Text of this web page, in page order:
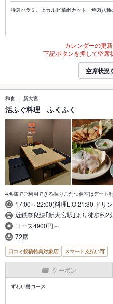
特選ハラミ、上カルピ華網カット、焼肉八種
カレンダーの更
下記ボタンを押して空席
空席状況
和食 新大宮
活ふぐ料理 ふくふく
4名様でご利用できる掘りごたつ個室はデート
17:00～22:00(料理L.O.21:30,ドリ
近鉄奈良線｢新大宮駅｣より徒歩約2
コース4900円～
72席
口コミ投稿特典対象店 スマート支払い可
クーポン
ずわい蟹コース